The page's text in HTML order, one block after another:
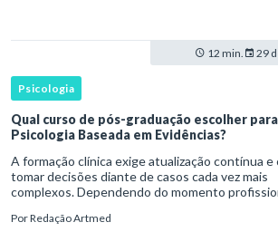
12 min. 29
Psicologia
Qual curso de pós-graduação escolher
Psicologia Baseada em Evidências?
A formação clínica exige atualização contínua e
tomar decisões diante de casos cada vez mais
complexos. Dependendo do momento
aprofundamento em ou a especializaçã
PorRedação Artmed